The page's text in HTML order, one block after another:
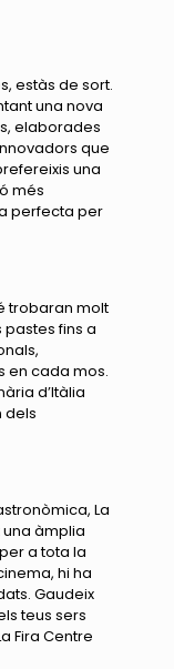
estàs de sort.
una nova
elaborades
que
una
més
perfecta per
trobaran molt
pastes fins a
en cada mos.
d’Itàlia
dels
La
àmplia
a tota la
hi ha
Gaudeix
teus sers
Fira Centre